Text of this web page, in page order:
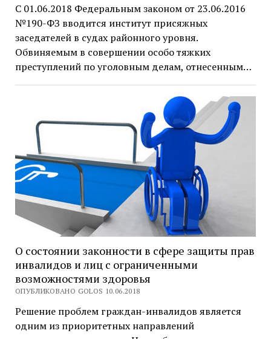
С 01.06.2018 Федеральным законом от 23.06.2016
№190-ФЗ вводится институт присяжных
заседателей в судах районного уровня.
Обвиняемым в совершении особо тяжких
преступлений по уголовным делам, отнесенным…
О состоянии законности в сфере защиты прав
инвалидов и лиц с ограниченными
возможностями здоровья
ОПУБЛИКОВАНО GOLOS 10.06.2018
Решение проблем граждан-инвалидов является
одним из приоритетных направлений